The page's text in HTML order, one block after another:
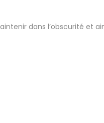
dans l’obscurité et